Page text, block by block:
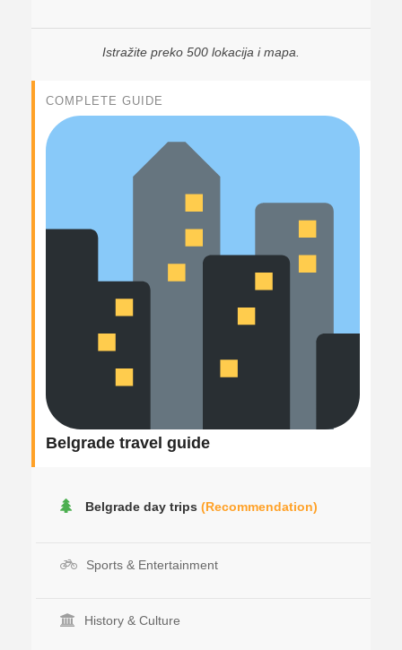
Istražite preko 500 lokacija i mapa.
COMPLETE GUIDE
Belgrade travel guide
Belgrade day trips (Recommendation)
Sports & Entertainment
History & Culture